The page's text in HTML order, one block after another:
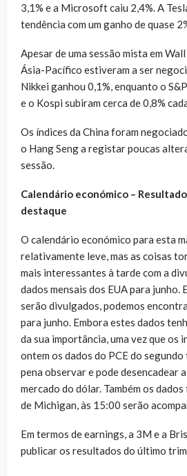
3,1% e a Microsoft caiu 2,4%. A
tendência com um ganho de quase
Apesar de uma sessão mista em
Ásia-Pacífico estiveram a ser
Nikkei ganhou 0,1%, enquanto o
e o Kospi subiram cerca de 0,8%
Os índices da China foram
o Hang Seng a registar poucas
sessão.
Calendário económico –
destaque
O calendário económico para esta
relativamente leve, mas as coisas
mais interessantes à tarde com a
dados mensais dos EUA para junho.
serão divulgados, podemos
para junho. Embora estes dados
da sua importância, uma vez que os
ontem os dados do PCE do
pena observar e pode desencadear
mercado do dólar. Também os
de Michigan, às 15:00 serão
Em termos de earnings, a 3M e a
publicar os resultados do último